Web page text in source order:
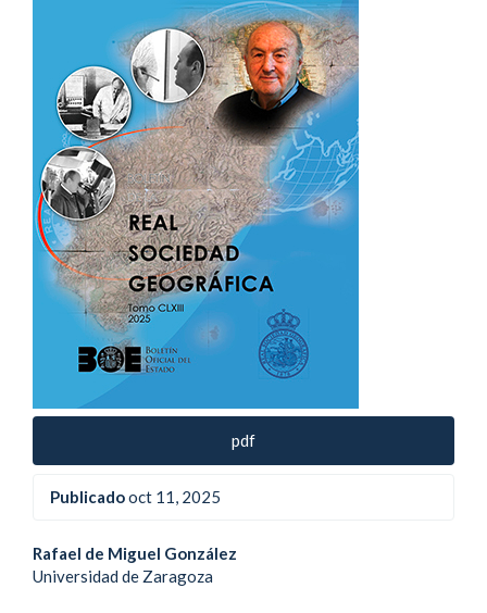
artículo
pdf
Publicadooct 11, 2025
Contenido
Rafael de Miguel González
Universidad de Zaragoza